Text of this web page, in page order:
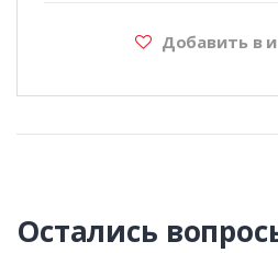
Добавить в
Остались